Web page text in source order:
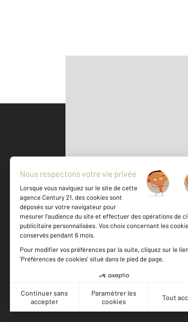
500 m ©Mappy
Votre agence est notée
Achat
Location